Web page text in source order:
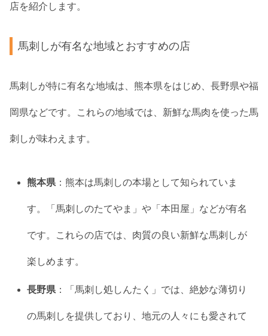
店を紹介します。
馬刺しが有名な地域とおすすめの店
馬刺しが特に有名な地域は、熊本県をはじめ、長野県や福
岡県などです。これらの地域では、新鮮な馬肉を使った馬
刺しが味わえます。
熊本県 ：熊本は馬刺しの本場として知られていま
す。「馬刺しのたてやま」や「本田屋」などが有名
です。これらの店では、肉質の良い新鮮な馬刺しが
楽しめます。
長野県 ：「馬刺し処しんたく」では、絶妙な薄切り
の馬刺しを提供しており、地元の人々にも愛されて